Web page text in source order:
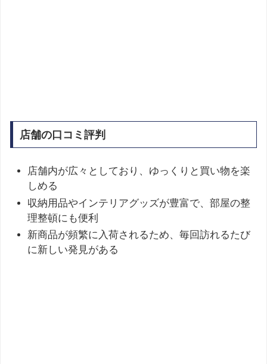
店舗の口コミ評判
店舗内が広々としており、ゆっくりと買い物を楽
しめる
収納用品やインテリアグッズが豊富で、部屋の整
理整頓にも便利
新商品が頻繁に入荷されるため、毎回訪れるたび
に新しい発見がある